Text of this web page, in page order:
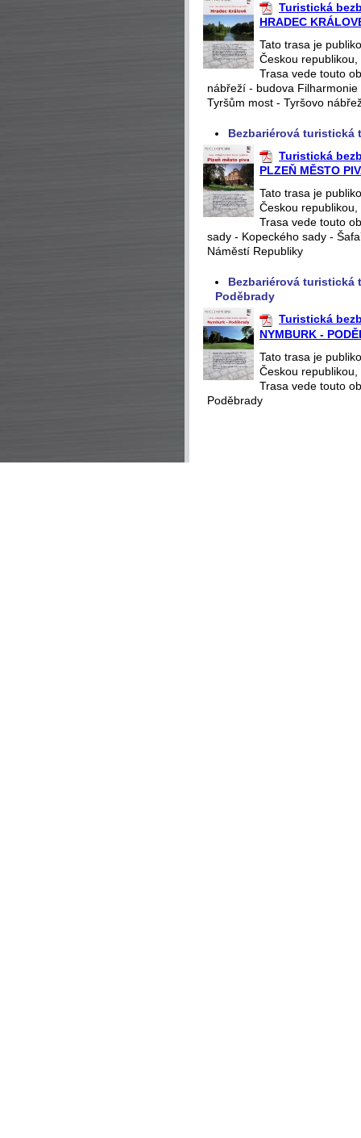
Turistická
HRADEC
Tato trasa je
Českou
Trasa vede touto
nábřeží - budova
Tyršům most - Tyršovo
Bezbariérová turistická
Turistická
PLZEŇ MĚSTO
Tato trasa je
Českou
Trasa vede touto
sady - Kopeckého sady -
Náměstí Republiky
Bezbariérová turistická
Poděbrady
Turistická
NYMBURK -
Tato trasa je
Českou
Trasa vede touto
Poděbrady